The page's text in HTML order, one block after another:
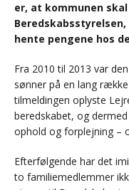
er, at kommunen
hente pengene hos
Fra 2010 til 2013 var
sønner på en lang
tilmeldingen oplyste
beredskabet, og
ophold og forplejning –
Efterfølgende har det
to familiemedlemmer